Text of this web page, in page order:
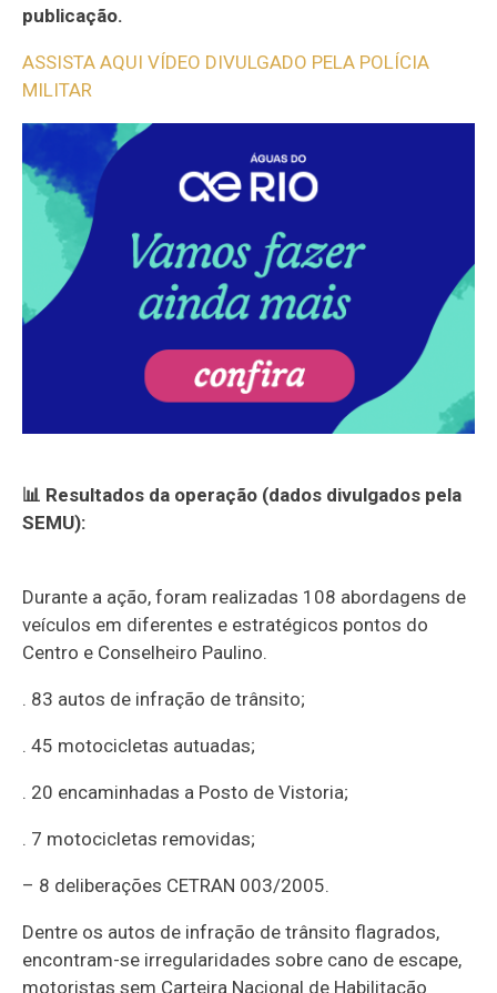
publicação.
ASSISTA AQUI VÍDEO DIVULGADO PELA POLÍCIA
MILITAR
📊 Resultados da operação (dados divulgados pela
SEMU):
Durante a ação, foram realizadas 108 abordagens de
veículos em diferentes e estratégicos pontos do
Centro e Conselheiro Paulino.
. 83 autos de infração de trânsito;
. 45 motocicletas autuadas;
. 20 encaminhadas a Posto de Vistoria;
. 7 motocicletas removidas;
– 8 deliberações CETRAN 003/2005.
Dentre os autos de infração de trânsito flagrados,
encontram-se irregularidades sobre cano de escape,
motoristas sem Carteira Nacional de Habilitação